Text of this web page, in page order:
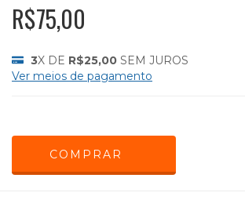
R$75,00
3X DE R$25,00 SEM JUROS
Ver meios de pagamento